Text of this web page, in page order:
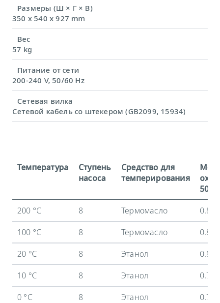
Размеры (Ш × Г × В)
350 x 540 x 927 mm
Вес
57 kg
Питание от сети
200-240 V, 50/60 Hz
Сетевая вилка
Сетевой кабель со штекером (GB2099, 15934)
Температура
Ступень
насоса
Средство для
темперирования
50 Гц
200 °C
8 Термомасло
0.8
100 °C
8 Термомасло
0.8
20 °C
8 Этанол
0.8
10 °C
8 Этанол
0.74
0 °C
8 Этанол
0.71